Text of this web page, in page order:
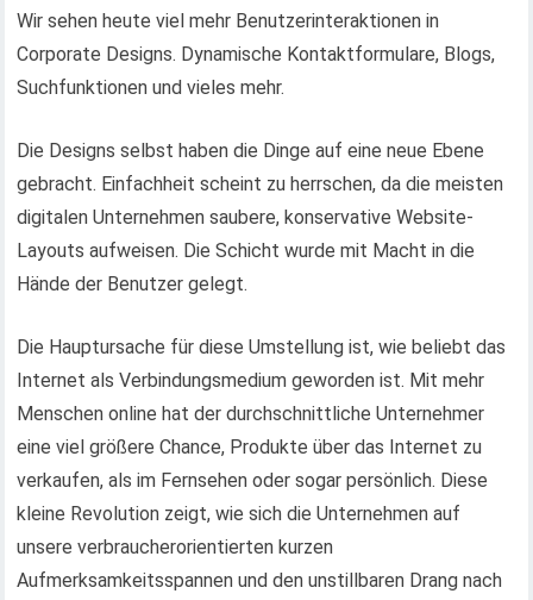
Wir sehen heute viel mehr Benutzerinteraktionen in
Corporate Designs. Dynamische Kontaktformulare, Blogs,
Suchfunktionen und vieles mehr.
Die Designs selbst haben die Dinge auf eine neue Ebene
gebracht. Einfachheit scheint zu herrschen, da die meisten
digitalen Unternehmen saubere, konservative Website-
Layouts aufweisen. Die Schicht wurde mit Macht in die
Hände der Benutzer gelegt.
Die Hauptursache für diese Umstellung ist, wie beliebt das
Internet als Verbindungsmedium geworden ist. Mit mehr
Menschen online hat der durchschnittliche Unternehmer
eine viel größere Chance, Produkte über das Internet zu
verkaufen, als im Fernsehen oder sogar persönlich. Diese
kleine Revolution zeigt, wie sich die Unternehmen auf
unsere verbraucherorientierten kurzen
Aufmerksamkeitsspannen und den unstillbaren Drang nach